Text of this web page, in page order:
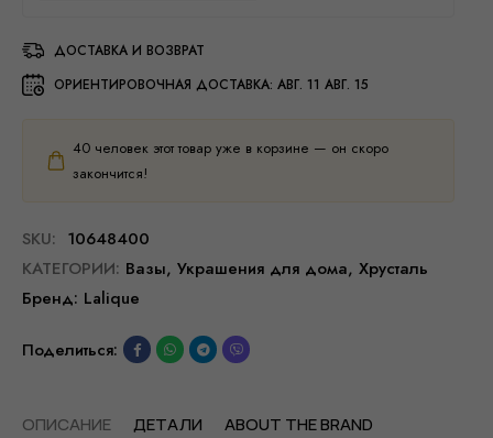
ДОСТАВКА И ВОЗВРАТ
ОРИЕНТИРОВОЧНАЯ ДОСТАВКА: АВГ. 11 АВГ. 15
40 человек этот товар уже в корзине — он скоро
закончится!
SKU: 10648400
КАТЕГОРИИ: Вазы, Украшения для дома, Хрусталь
Бренд: Lalique
Поделиться:
ОПИСАНИЕ ДЕТАЛИ ABOUT THE BRAND